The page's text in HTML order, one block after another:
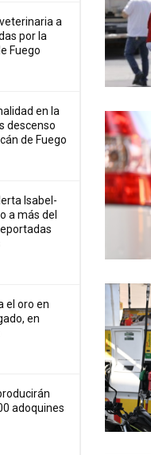
a
por la
Fuego
en la
descenso
de Fuego
Isabel-
a más del
el oro en
en
adoquines